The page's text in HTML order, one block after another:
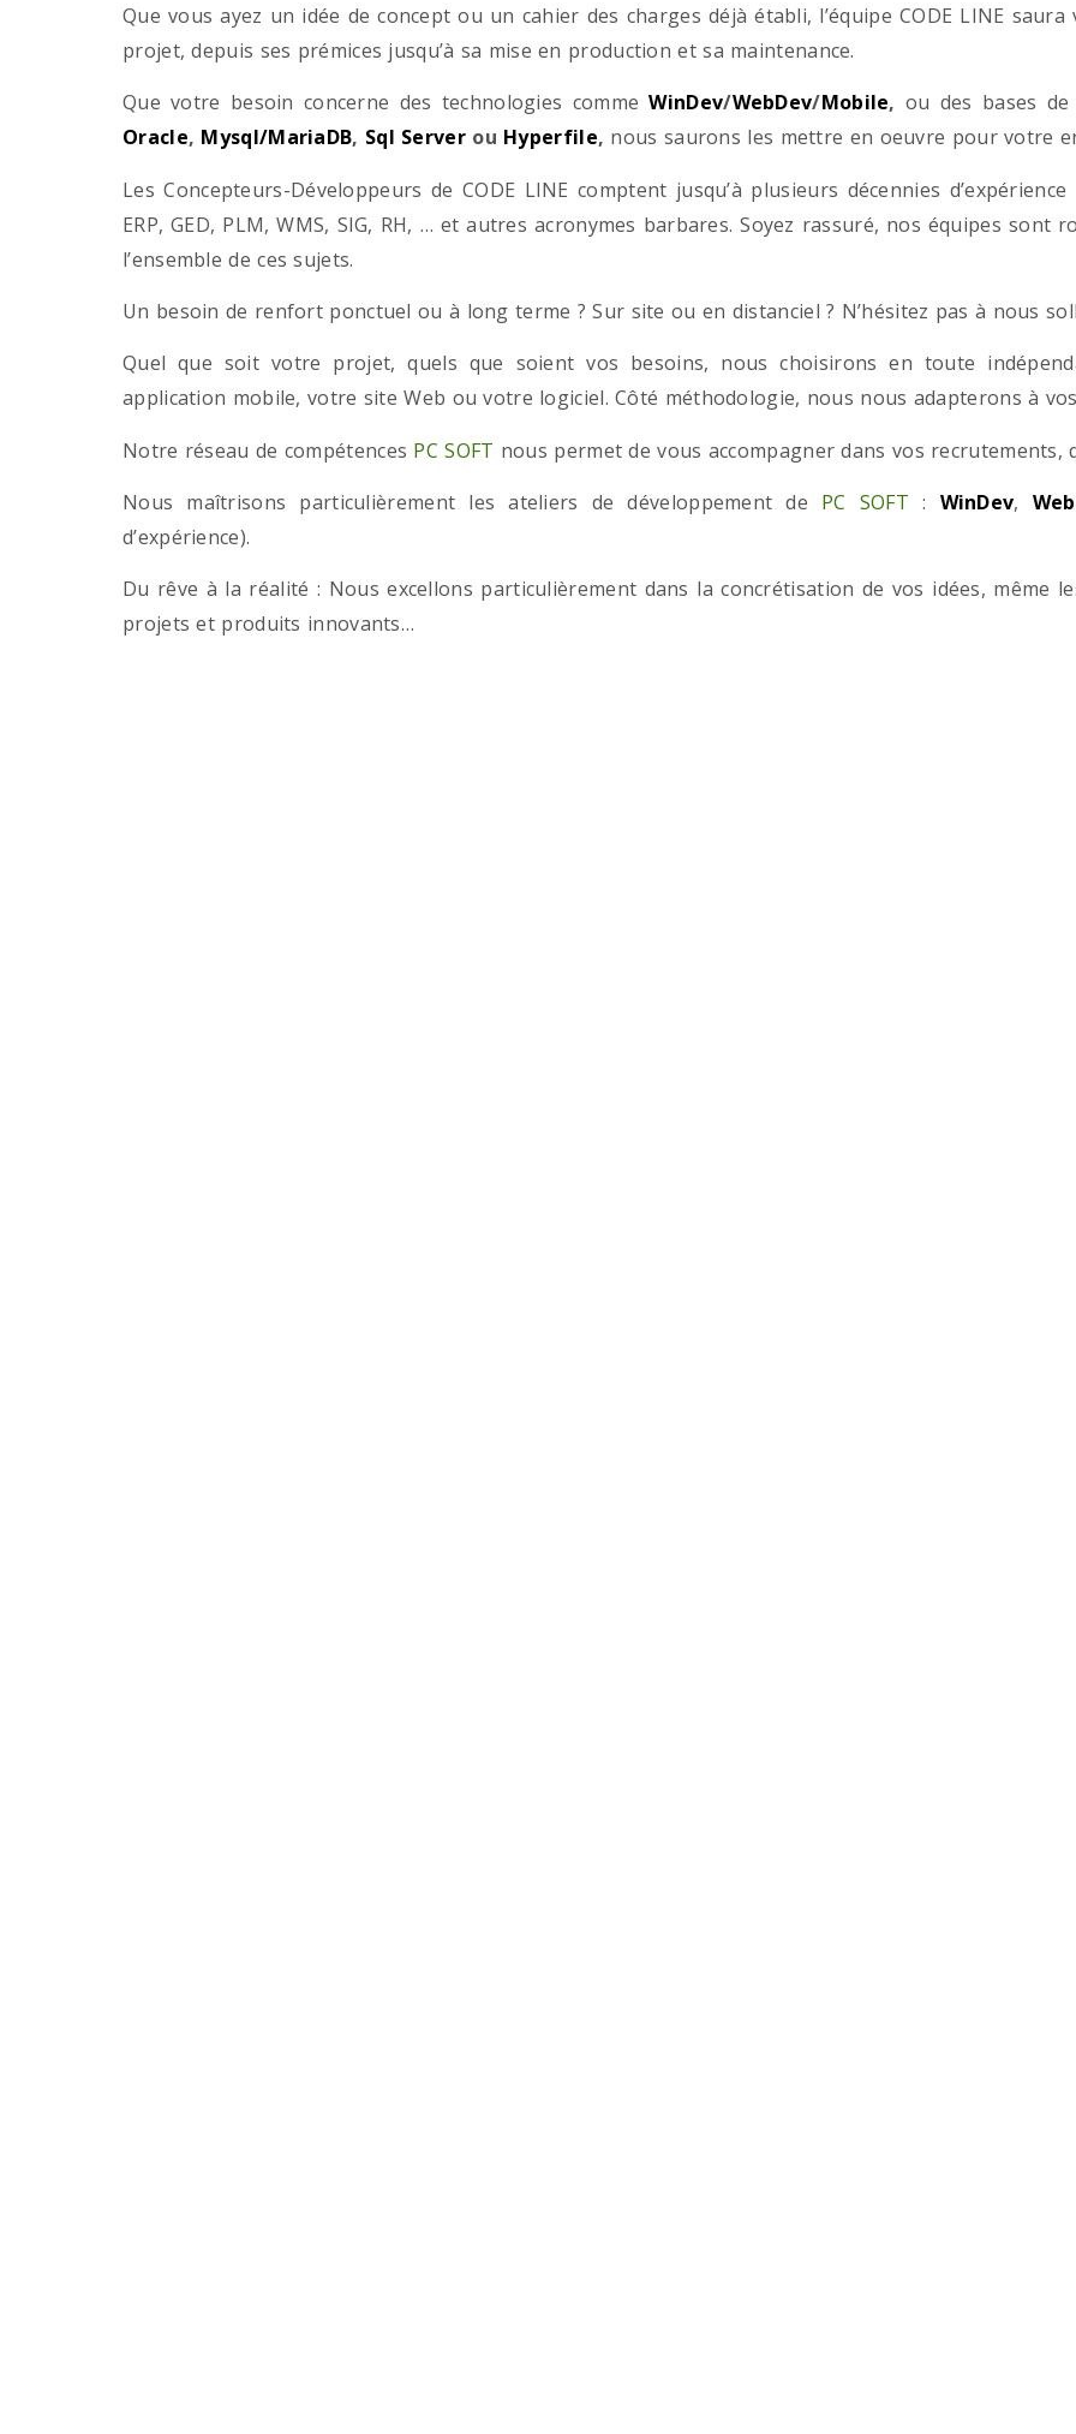
Que vous ayez un idée de concept ou un cahier des charges déjà établi, l’équipe CODE LINE
projet, depuis ses prémices jusqu’à sa mise en production et sa maintenance.
Que votre besoin concerne des technologies commeWinDev/WebDev/Mobile, ou des bases
Oracle, Mysql/MariaDB, Sql Serverou Hyperfile, nous saurons les mettre en oeuvre pour votre
Les Concepteurs-Développeurs de CODE LINE comptent jusqu’à plusieurs décennies
ERP, GED, PLM, WMS, SIG, RH, … et autres acronymes barbares. Soyez rassuré, nos équipes
l’ensemble de ces sujets.
Un besoin de renfort ponctuel ou à long terme ? Sur site ou en distanciel ? N’hésitez pas à nous
Quel que soit votre projet, quels que soient vos besoins, nous choisirons en toute
application mobile, votre site Web ou votre logiciel. Côté méthodologie, nous nous adapterons à
Notre réseau de compétences PC SOFT nous permet de vous accompagner dans vos
Nous maîtrisons particulièrement les ateliers de développement de PC SOFT : WinDev,
d’expérience).
Du rêve à la réalité : Nous excellons particulièrement dans la concrétisation de vos idées, même
projets et produits innovants…